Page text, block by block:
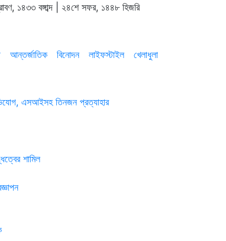
১৪৩৩ বঙ্গাব্দ | ২৪শে সফর, ১৪৪৮ হিজরি
আন্তর্জাতিক বিনোদন লাইফস্টাইল খেলাধুলা
অভিযোগ, এসআইসহ তিনজন প্রত্যাহার
শামিল